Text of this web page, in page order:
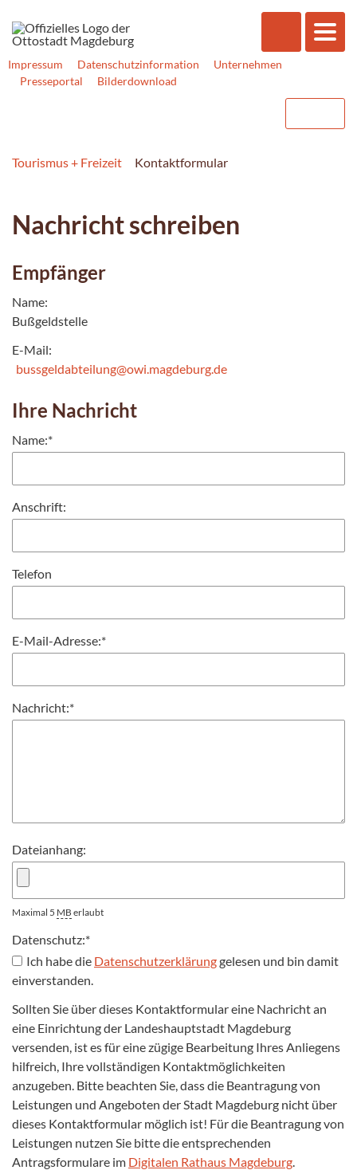
Impressum Datenschutzinformation
Unternehmen
Presseportal
Bilderdownload
Tourismus + Freizeit Kontaktformular
Nachricht schreiben
Empfänger
Name:
Bußgeldstelle
E-Mail:
bussgeldabteilung@owi.magdeburg.de
Ihre Nachricht
Name:*
Anschrift:
Telefon
E-Mail-Adresse:*
Nachricht:*
Dateianhang:
Maximal 5 MB erlaubt
Datenschutz:*
Ich habe die Datenschutzerklärunggelesen und bin damit
einverstanden.
Sollten Sie über dieses Kontaktformular eine Nachricht an
eine Einrichtung der Landeshauptstadt Magdeburg
versenden, ist es für eine zügige Bearbeitung Ihres Anliegens
hilfreich, Ihre vollständigen Kontaktmöglichkeiten
anzugeben. Bitte beachten Sie, dass die Beantragung von
Leistungen und Angeboten der Stadt Magdeburg nicht über
dieses Kontaktformular möglich ist! Für die Beantragung von
Leistungen nutzen Sie bitte die entsprechenden
Antragsformulare im Digitalen Rathaus Magdeburg.